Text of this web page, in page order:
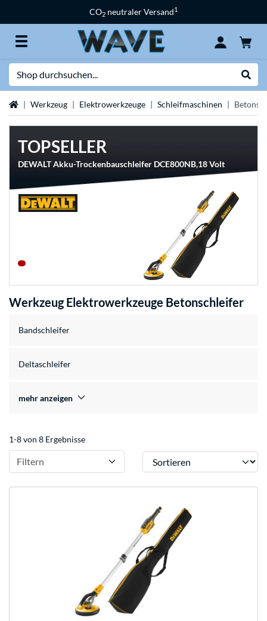
CO2 neutraler Versand1
StartseiteWerkzeug Elektrowerkzeuge Schleifmaschinen
TOPSELLER
DEWALT Akku-Trockenbauschleifer DCE800NB,18 Volt
Werkzeug Elektrowerkzeuge Betonschleifer
Bandschleifer
Deltaschleifer
mehr anzeigen
1-8 von 8 Ergebnisse
Filtern Sortieren